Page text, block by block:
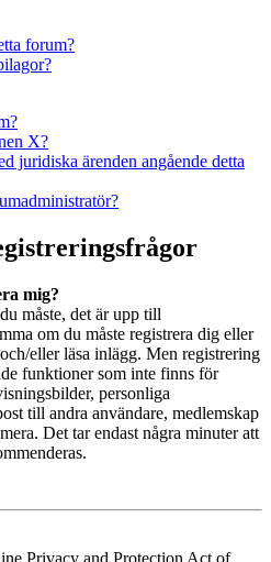
forum?
X?
juridiska ärenden angående detta
mig?
måste, det är upp till
om du måste registrera dig eller
eller läsa inlägg. Men registrering
funktioner som inte finns för
personliga
till andra användare, medlemskap
Det tar endast några minuter att
Privacy and Protection Act of